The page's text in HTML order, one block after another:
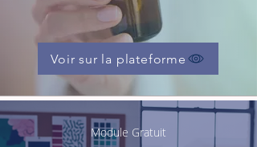
Voir sur la plateforme
Module Gratuit